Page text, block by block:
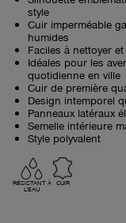
style
Cuir imperméable
humides
Faciles à nettoyer
Idéales pour les
quotidienne en ville
Cuir de première
Design intemporel
Panneaux latéraux
Semelle intérieure
Style polyvalent
RÉSISTANT À
L'EAU
CUIR